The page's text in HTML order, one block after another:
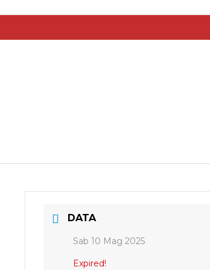
DATA
Sab 10 Mag 2025
Expired!